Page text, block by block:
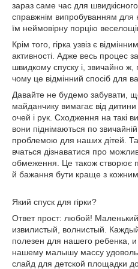
зараз саме час для
справжнім випробуванням для
їм неймовірну порцію
Крім того, гірка узвіз є
активності. Адже весь процес
швидкому спуску і, звичайно
чому це відмінний спосіб для
Давайте не будемо забувати,
майданчику вимагає від
очей і рук. Сходження на такі
вони піднімаються по
проблемою для наших дітей.
вчаться дізнаватися про
обмеження. Це також створює
й бажання бути краще з
Який спуск для гірки?
Ответ прост: любой! Маленький,
извилистый, волнистый.
полезен для нашего ребенка,
нашему малышу массу
слайд для детской площадки